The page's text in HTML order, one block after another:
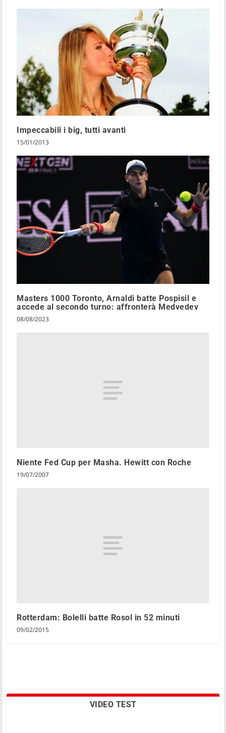
Impeccabili i big, tutti avanti
15/01/2013
Masters 1000 Toronto, Arnaldi batte Pospisil e
accede al secondo turno: affronterà Medvedev
08/08/2023
Niente Fed Cup per Masha. Hewitt con Roche
19/07/2007
Rotterdam: Bolelli batte Rosol in 52 minuti
09/02/2015
VIDEO TEST